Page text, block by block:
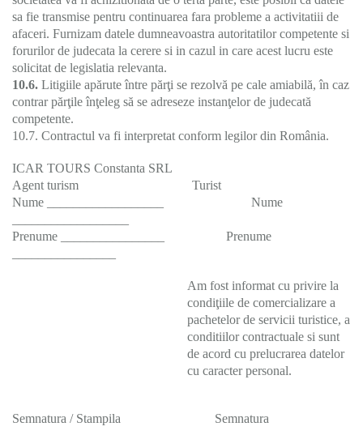
sa fie transmise pentru continuarea fara probleme a activitatiii de
afaceri. Furnizam datele dumneavoastra autoritatilor competente si
forurilor de judecata la cerere si in cazul in care acest lucru este
solicitat de legislatia relevanta.
10.6. Litigiile apărute între părţi se rezolvă pe cale amiabilă, în caz
contrar părţile înţeleg să se adreseze instanţelor de judecată
competente.
10.7. Contractul va fi interpretat conform legilor din România.
ICAR TOURS Constanta SRL
Agent turism Turist
Nume __________________ Nume
Prenume ________________ Prenume
Am fost informat cu privire la
condiţiile de comercializare a
pachetelor de servicii turistice, a
conditiilor contractuale si sunt
de acord cu prelucrarea datelor
cu caracter personal.
Semnatura / Stampila Semnatura